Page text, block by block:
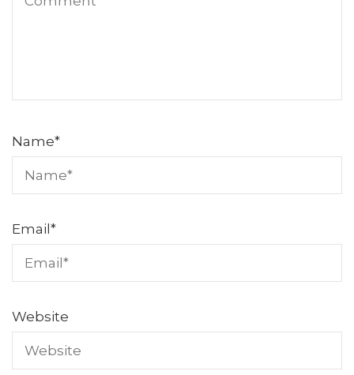
Name*
Email *
Website